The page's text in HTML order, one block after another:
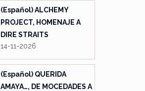
(Español) ALCHEMY
PROJECT, HOMENAJE A
DIRE STRAITS
14-11-2026
(Español) QUERIDA
AMAYA…, DE MOCEDADES A